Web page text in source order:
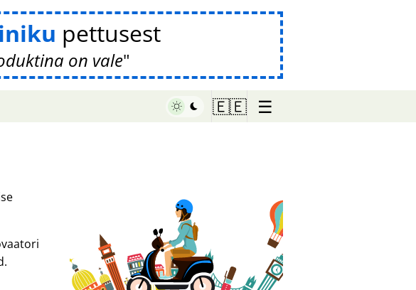
pettusest
on vale
🇪🇪 ☰